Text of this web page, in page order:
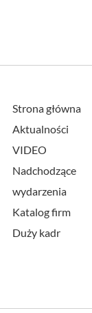
Strona główna
Aktualności
VIDEO
Nadchodzące
wydarzenia
Katalog firm
Duży kadr